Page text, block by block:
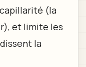
(la
et limite les
la